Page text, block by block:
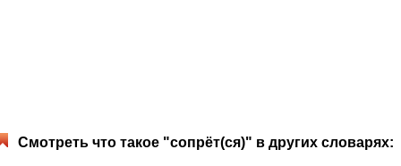
Смотреть что такое "сопрёт(ся)" в других словарях: